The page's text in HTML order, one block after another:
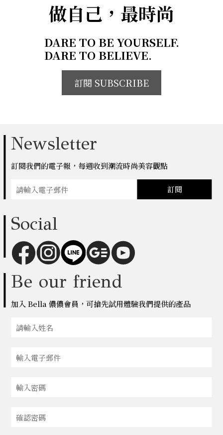
做自己，最時尚
DARE TO BE YOURSELF.
DARE TO BELIEVE.
訂閱 SUBSCRIBE
Newsletter
訂閱我們的電子報，每週收到潮流時尚美容觀點
訂閱
Social
Be our friend
加入 Bella 儂儂會員，可搶先試用體驗我們提供的產品